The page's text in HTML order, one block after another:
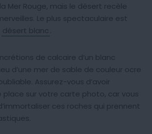
Mer Rouge, mais le désert recèle
Le plus spectaculaire est
désert blanc
de calcaire d’un blanc
d’une mer de sable de couleur ocre
Assurez-vous d’avoir
sur votre carte photo, car vous
ces roches qui prennent